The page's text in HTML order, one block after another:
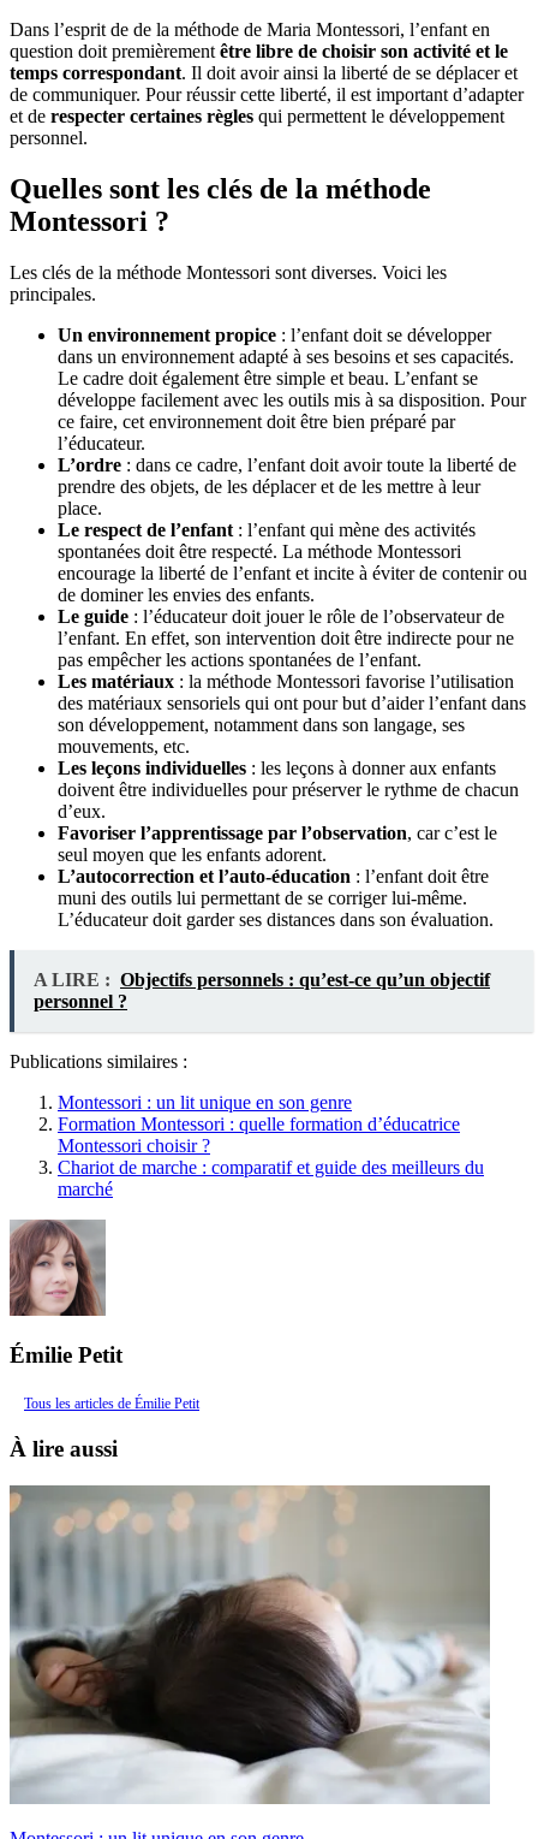
Dans l’esprit de de la méthode de Maria Montessori, l’enfant en
question doit premièrement être libre de choisir son activité et le
temps correspondant. Il doit avoir ainsi la liberté de se déplacer et
de communiquer. Pour réussir cette liberté, il est important d’adapter
et de respecter certaines règles qui permettent le développement
personnel.
Quelles sont les clés de la méthode
Montessori ?
Les clés de la méthode Montessori sont diverses. Voici les
principales.
Un environnement propice : l’enfant doit se développer
dans un environnement adapté à ses besoins et ses capacités.
Le cadre doit également être simple et beau. L’enfant se
développe facilement avec les outils mis à sa disposition. Pour
ce faire, cet environnement doit être bien préparé par
l’éducateur.
L’ordre : dans ce cadre, l’enfant doit avoir toute la liberté de
prendre des objets, de les déplacer et de les mettre à leur
place.
Le respect de l’enfant : l’enfant qui mène des activités
spontanées doit être respecté. La méthode Montessori
encourage la liberté de l’enfant et incite à éviter de contenir ou
de dominer les envies des enfants.
Le guide : l’éducateur doit jouer le rôle de l’observateur de
l’enfant. En effet, son intervention doit être indirecte pour ne
pas empêcher les actions spontanées de l’enfant.
Les matériaux : la méthode Montessori favorise l’utilisation
des matériaux sensoriels qui ont pour but d’aider l’enfant dans
son développement, notamment dans son langage, ses
mouvements, etc.
Les leçons individuelles : les leçons à donner aux enfants
doivent être individuelles pour préserver le rythme de chacun
d’eux.
Favoriser l’apprentissage par l’observation, car c’est le
seul moyen que les enfants adorent.
L’autocorrection et l’auto-éducation : l’enfant doit être
muni des outils lui permettant de se corriger lui-même.
L’éducateur doit garder ses distances dans son évaluation.
A LIRE : Objectifs personnels : qu’est-ce qu’un objectif
personnel ?
Publications similaires :
Montessori : un lit unique en son genre
Formation Montessori : quelle formation d’éducatrice
Montessori choisir ?
Chariot de marche : comparatif et guide des meilleurs du
marché
Émilie Petit
Tous les articles de Émilie Petit
À lire aussi